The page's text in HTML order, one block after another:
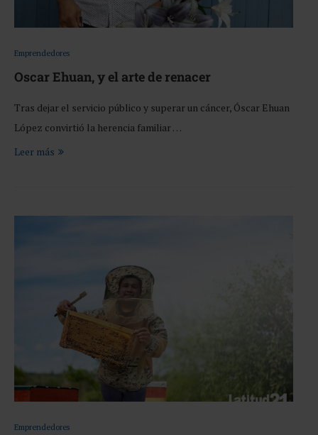
Emprendedores
Oscar Ehuan, y el arte de renacer
Tras dejar el servicio público y superar un cáncer, Óscar Ehuan
López convirtió la herencia familiar …
Leer más
Emprendedores